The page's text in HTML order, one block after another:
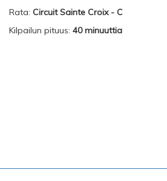
Rata: Circuit Sainte Croix - C
Kilpailun pituus: 40 minuuttia